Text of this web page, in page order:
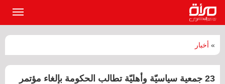
» أخبار
23 جمعية سياسيّة وأهليّة تطالب الحكومة بإلغاء مؤتمر